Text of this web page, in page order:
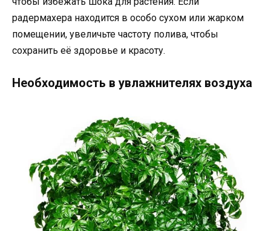
радермахера находится в особо сухом или жарком
помещении, увеличьте частоту полива, чтобы
сохранить её здоровье и красоту.
Необходимость в увлажнителях воздуха